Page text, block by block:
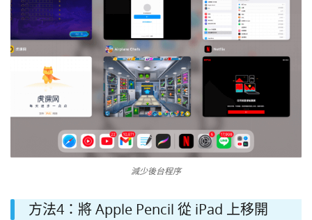
減少後台程序
方法4：將 Apple Pencil 從 iPad 上移開